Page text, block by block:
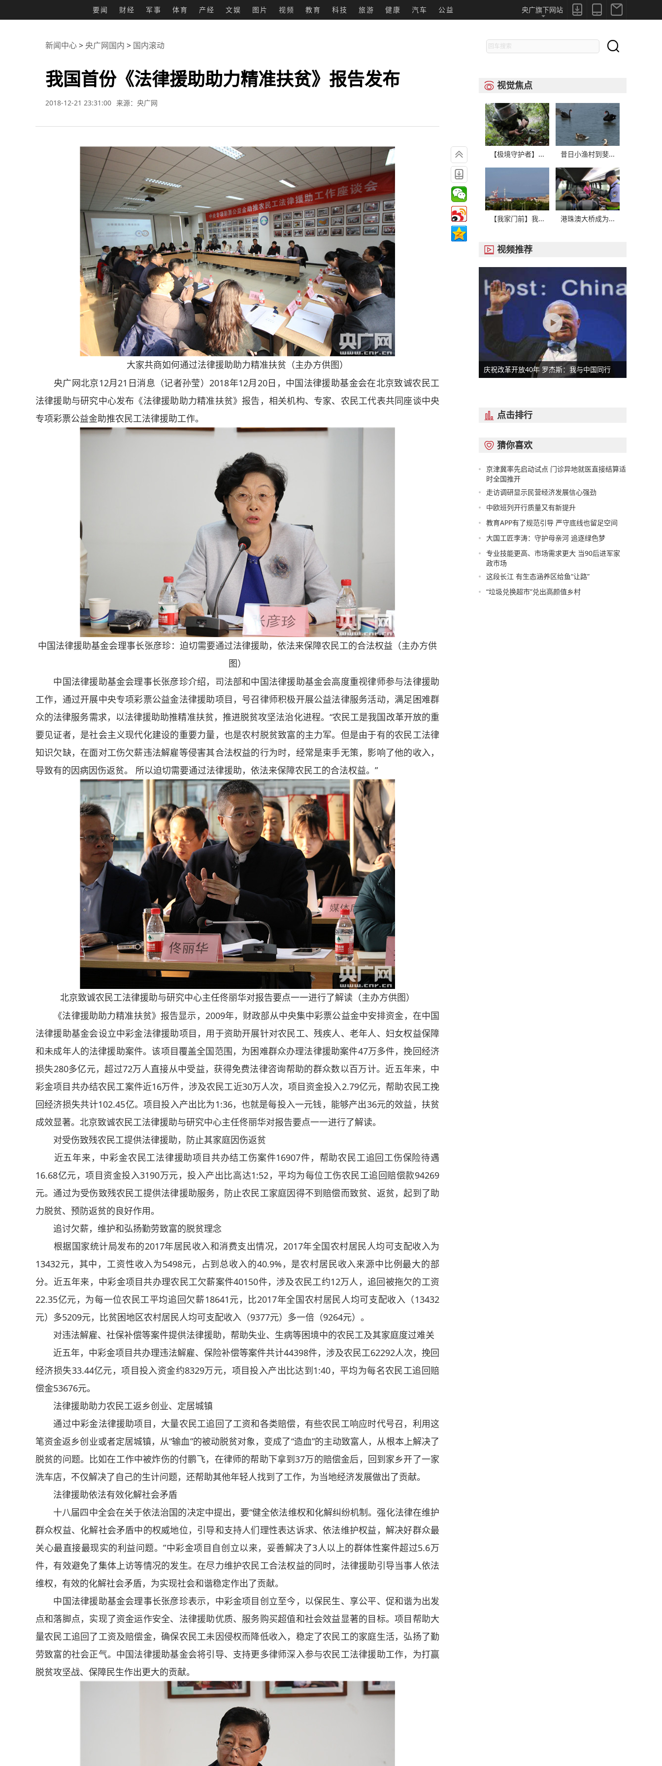
要闻 财经 军事 体育 产经 文娱 图片 视频 教育 科技 旅游 健康 汽车 公益 


央广旗下网站
新闻中心>央广网国内 > 国内滚动
我国首份《法律援助助力精准扶贫》报告发布
2018-12-21 23:31:00 来源：央广网
大家共商如何通过法律援助助力精准扶贫（主办方供图）
央广网北京12月21日消息（记者孙莹）2018年12月20日，中国法律援助基金会在北京致诚农民工
法律援助与研究中心发布《法律援助助力精准扶贫》报告，相关机构、专家、农民工代表共同座谈中央
专项彩票公益金助推农民工法律援助工作。
中国法律援助基金会理事长张彦珍：迫切需要通过法律援助，依法来保障农民工的合法权益（主办方供
图）
中国法律援助基金会理事长张彦珍介绍，司法部和中国法律援助基金会高度重视律师参与法律援助
工作，通过开展中央专项彩票公益金法律援助项目，号召律师积极开展公益法律服务活动，满足困难群
众的法律服务需求，以法律援助助推精准扶贫，推进脱贫攻坚法治化进程。“农民工是我国改革开放的重
要见证者，是社会主义现代化建设的重要力量，也是农村脱贫致富的主力军。但是由于有的农民工法律
知识欠缺，在面对工伤欠薪违法解雇等侵害其合法权益的行为时，经常是束手无策，影响了他的收入，
导致有的因病因伤返贫。 所以迫切需要通过法律援助，依法来保障农民工的合法权益。”
北京致诚农民工法律援助与研究中心主任佟丽华对报告要点一一进行了解读（主办方供图）
《法律援助助力精准扶贫》 报告显示，2009年，财政部从中央集中彩票公益金中安排资金，在中国
法律援助基金会设立中彩金法律援助项目，用于资助开展针对农民工、残疾人、老年人、妇女权益保障
和未成年人的法律援助案件。该项目覆盖全国范围，为困难群众办理法律援助案件47万多件，挽回经济
损失280多亿元，超过72万人直接从中受益，获得免费法律咨询帮助的群众数以百万计。近五年来，中
彩金项目共办结农民工案件近16万件，涉及农民工近30万人次，项目资金投入2.79亿元，帮助农民工挽
回经济损失共计102.45亿。项目投入产出比为1:36，也就是每投入一元钱，能够产出36元的效益，扶贫
成效显著。北京致诚农民工法律援助与研究中心主任佟丽华对报告要点一一进行了解读。
对受伤致残农民工提供法律援助，防止其家庭因伤返贫
近五年来，中彩金农民工法律援助项目共办结工伤案件16907件，帮助农民工追回工伤保险待遇
16.68亿元，项目资金投入3190万元，投入产出比高达1:52，平均为每位工伤农民工追回赔偿款94269
元。通过为受伤致残农民工提供法律援助服务，防止农民工家庭因得不到赔偿而致贫、返贫，起到了助
力脱贫、预防返贫的良好作用。
追讨欠薪，维护和弘扬勤劳致富的脱贫理念
根据国家统计局发布的2017年居民收入和消费支出情况，2017年全国农村居民人均可支配收入为
13432元，其中，工资性收入为5498元，占到总收入的40.9%，是农村居民收入来源中比例最大的部
分。近五年来，中彩金项目共办理农民工欠薪案件40150件，涉及农民工约12万人，追回被拖欠的工资
22.35亿元，为每一位农民工平均追回欠薪18641元，比2017年全国农村居民人均可支配收入（13432
元）多5209元，比贫困地区农村居民人均可支配收入（9377元）多一倍（9264元）。
对违法解雇、社保补偿等案件提供法律援助，帮助失业、生病等困境中的农民工及其家庭度过难关
近五年，中彩金项目共办理违法解雇、保险补偿等案件共计44398件，涉及农民工62292人次，挽回
经济损失33.44亿元，项目投入资金约8329万元，项目投入产出比达到1:40，平均为每名农民工追回赔
偿金53676元。
法律援助助力农民工返乡创业、定居城镇
通过中彩金法律援助项目，大量农民工追回了工资和各类赔偿，有些农民工响应时代号召，利用这
笔资金返乡创业或者定居城镇，从“输血”的被动脱贫对象，变成了“造血”的主动致富人，从根本上解决了
脱贫的问题。比如在工作中被炸伤的付鹏飞，在律师的帮助下拿到37万的赔偿金后，回到家乡开了一家
洗车店，不仅解决了自己的生计问题，还帮助其他年轻人找到了工作，为当地经济发展做出了贡献。
法律援助依法有效化解社会矛盾
十八届四中全会在关于依法治国的决定中提出，要“健全依法维权和化解纠纷机制。强化法律在维护
群众权益、化解社会矛盾中的权威地位，引导和支持人们理性表达诉求、依法维护权益，解决好群众最
关心最直接最现实的利益问题。”中彩金项目自创立以来，妥善解决了3人以上的群体性案件超过5.6万
件，有效避免了集体上访等情况的发生。在尽力维护农民工合法权益的同时，法律援助引导当事人依法
维权，有效的化解社会矛盾，为实现社会和谐稳定作出了贡献。
中国法律援助基金会理事长张彦珍表示，中彩金项目创立至今，以保民生、享公平、促和谐为出发
点和落脚点，实现了资金运作安全、法律援助优质、服务购买超值和社会效益显著的目标。项目帮助大
量农民工追回了工资及赔偿金，确保农民工未因侵权而降低收入，稳定了农民工的家庭生活，弘扬了勤
劳致富的社会正气。中国法律援助基金会将引导、支持更多律师深入参与农民工法律援助工作，为打赢
脱贫攻坚战、保障民生作出更大的贡献。



 视觉焦点
【极境守护者】... 昔日小渔村到斐...
【我家门前】我... 港珠澳大桥成为...
 视频推荐
庆祝改革开放40年 罗杰斯：我与中国同行
 点击排行
 猜你喜欢
京津冀率先启动试点 门诊异地就医直接结算适
时全国推开
走访调研显示民营经济发展信心强劲
中欧班列开行质量又有新提升
教育APP有了规范引导 严守底线也留足空间
大国工匠李涛：守护母亲河 追逐绿色梦
专业技能更高、市场需求更大 当90后进军家
政市场
这段长江 有生态涵养区给鱼“让路”
“垃圾兑换超市”兑出高颜值乡村